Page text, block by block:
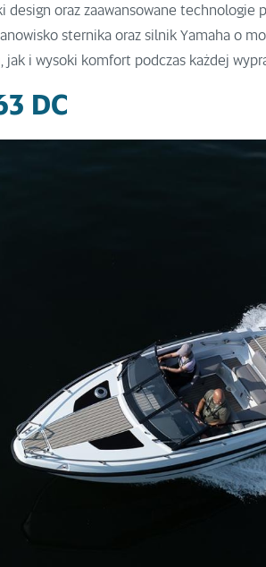
design oraz zaawansowane technologie
sternika oraz silnik Yamaha o
jak i wysoki komfort podczas każdej
DC